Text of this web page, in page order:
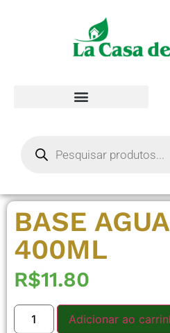
BASE
400ML
R$11.80
Adicionar ao